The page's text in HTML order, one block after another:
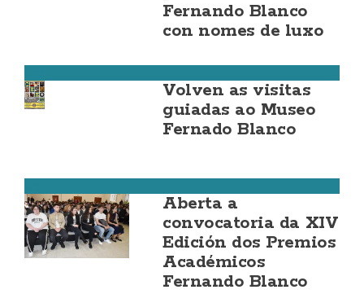
Fernando Blanco
con nomes de luxo
Volven as visitas
guiadas ao Museo
Fernado Blanco
Aberta a
convocatoria da XIV
Edición dos Premios
Académicos
Fernando Blanco